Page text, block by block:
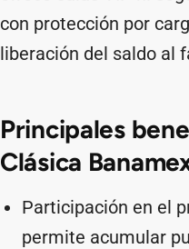
con protección por
liberación del saldo al
Principales
Clásica
Participación en el
permite acumular